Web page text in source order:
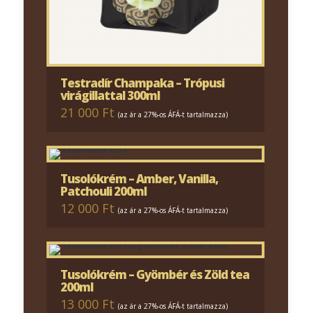
Testradír Champaka – Trópusi
virágillattal 300ml
21 000 Ft (az ár a 27%-os ÁFÁ-t tartalmazza)
Tusolókrém – Amber, Vanilla,
Patchouli 200ml
12 000 Ft (az ár a 27%-os ÁFÁ-t tartalmazza)
Tusolókrém – Gyömbér és Zöld tea
200ml
13 000 Ft (az ár a 27%-os ÁFÁ-t tartalmazza)